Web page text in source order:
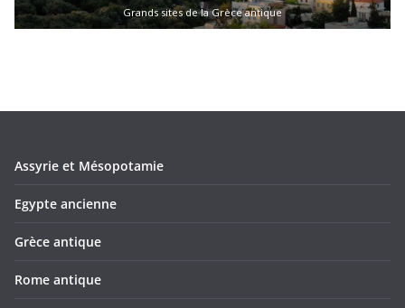
Grands sites de la Grèce antique
Assyrie et Mésopotamie
Egypte ancienne
Grèce antique
Rome antique